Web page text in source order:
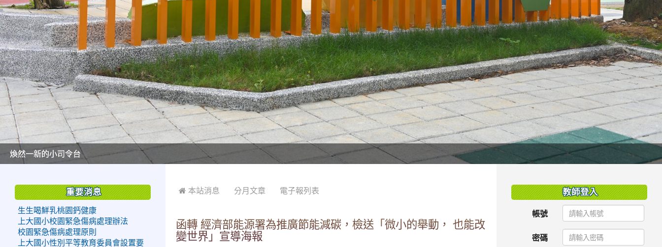
美麗的操場是我們活力的來源
美麗的操場是我們活力的來源
煥然一新的小司令台
煥然一新的小司令台
富含桃園埤塘田園風光意象的中廊
富含桃園埤塘田園風光意象的中廊
嶄新的中庭廣場
嶄新的中庭廣場
水生池生生不息
水生池生生不息
 本站消息 分月文章 電子報列表
函轉 經濟部能源署為推廣節能減碳，檢送「微小的舉動， 也能改
變世界」宣導海報
重要消息
生生喝鮮乳桃園鈣健康
上大國小校園緊急傷病處理辦法
校園緊急傷病處理原則
上大國小性別平等教育委員會設置要
教師登入
帳號
密碼